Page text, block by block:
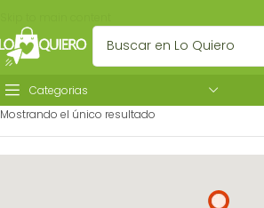
Categorias
Mostrando el único resultado